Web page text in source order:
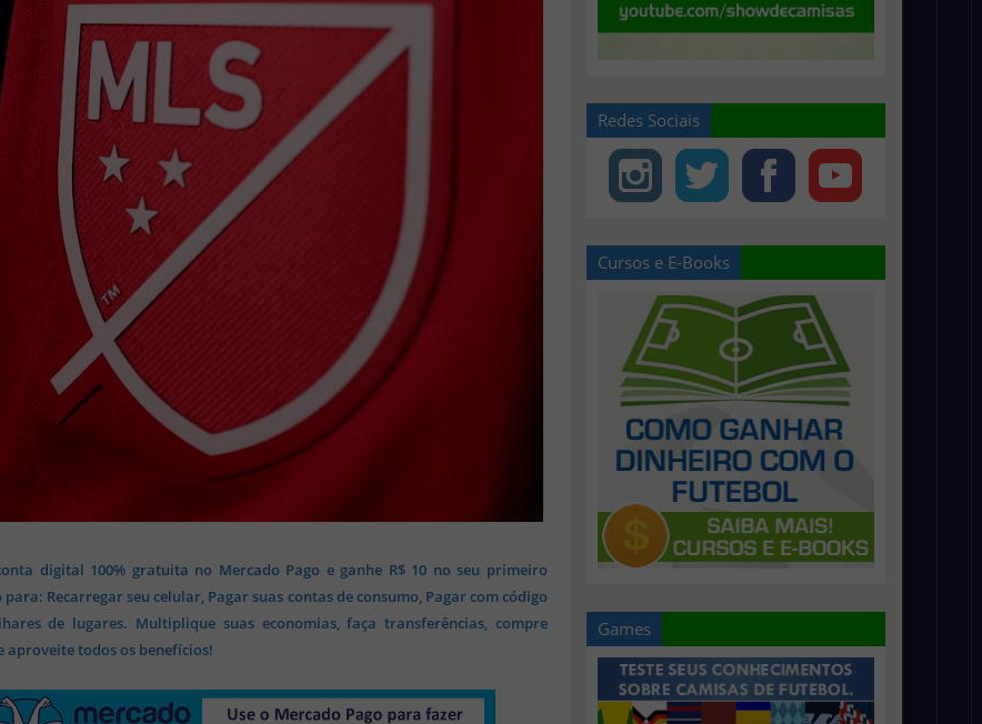
digital 100% gratuita no Mercado Pago e ganhe R$ 10 no seu primeiro
Recarregar seu celular, Pagar suas contas de consumo, Pagar com código
de lugares. Multiplique suas economias, faça transferências, compre
aproveite todos os benefícios!
Redes Sociais
Cursos e E-Books
Games